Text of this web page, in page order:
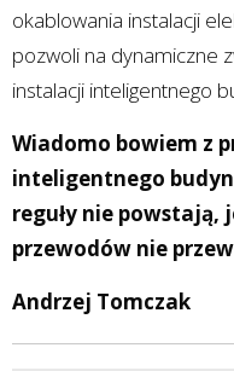
okablowania instalacji
pozwoli na dynamiczne
instalacji inteligentnego
Wiadomo bowiem z
inteligentnego
reguły nie powstają,
przewodów nie
Andrzej Tomczak